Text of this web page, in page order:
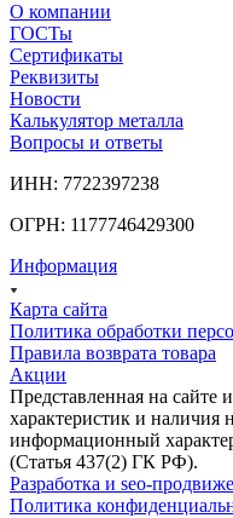
О компании
ГОСТы
Сертификаты
Реквизиты
Новости
Калькулятор металла
Вопросы и ответы
ИНН: 7722397238
ОГРН: 1177746429300
Информация
Карта сайта
Политика обработки
Правила возврата товара
Акции
Представленная на сайте
характеристик и наличия
информационный
(Статья 437(2) ГК РФ).
Разработка и seo-
Политика